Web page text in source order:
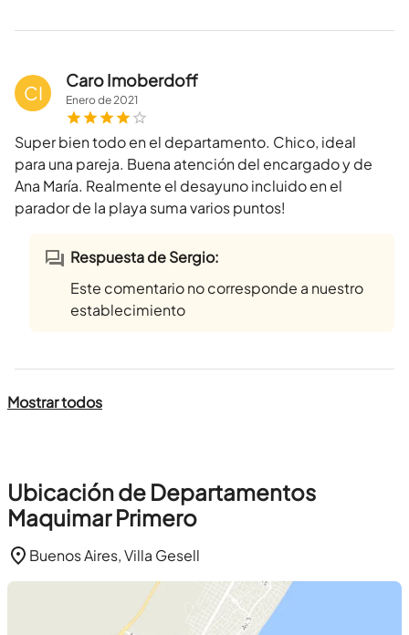
CI
Caro Imoberdoff
Enerode2021
Super bien todo en el departamento. Chico, ideal
para una pareja. Buena atención del encargado y de
Ana María. Realmente el desayuno incluido en el
parador de la playa suma varios puntos!
Respuesta de Sergio:
Este comentario no corresponde a nuestro
establecimiento
Mostrar todos
Ubicación de Departamentos
Maquimar Primero
Buenos Aires, Villa Gesell